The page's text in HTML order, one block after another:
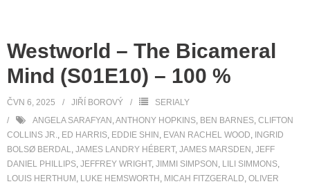
Westworld – The Bicameral
Mind (S01E10) – 100 %
ČVN 6, 2025 JIŘÍ BOROVÝ
SERIALY
ANGELA SARAFYAN ,ANTHONY HOPKINS, BEN BARNES, CLIFTON
COLLINS JR., ED HARRIS, EDDIE SHIN , EVAN RACHEL WOOD, INGRID
BOLSØ BERDAL, JAMES LANDRY HÉBERT, JAMES MARSDEN , JEFF
DANIEL PHILLIPS, JEFFREY WRIGHT, JIMMI SIMPSON , LILI SIMMONS,
LOUIS HERTHUM , LUKE HEMSWORTH , MICAH FITZGERALD, OLIVER